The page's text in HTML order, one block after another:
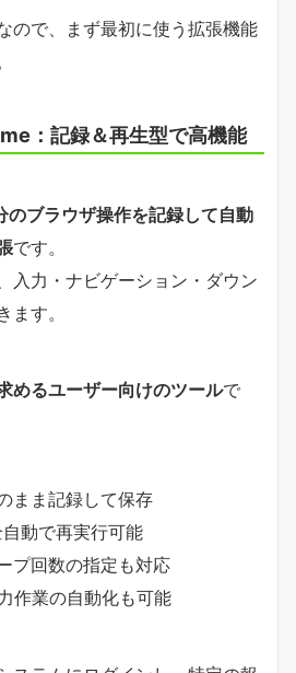
ので、まず最初に使う拡張機能
：記録＆再生型で高機能
のブラウザ操作を記録して自動
です。
入力・ナビゲーション・ダウン
ます。
めるユーザー向けのツールで
まま記録して保存
自動で再実行可能
プ回数の指定も対応
作業の自動化も可能